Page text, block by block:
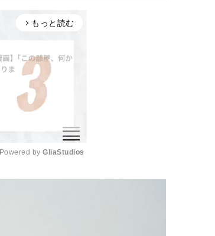
arrow_forward_ios もっと読む
Powered by GliaStudios